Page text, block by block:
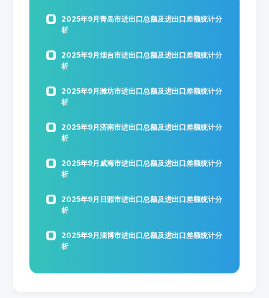
2025年9月青岛市进出口总额及进出口差额统计分
析
2025年9月烟台市进出口总额及进出口差额统计分
析
2025年9月潍坊市进出口总额及进出口差额统计分
析
2025年9月济南市进出口总额及进出口差额统计分
析
2025年9月威海市进出口总额及进出口差额统计分
析
2025年9月日照市进出口总额及进出口差额统计分
析
2025年9月淄博市进出口总额及进出口差额统计分
析